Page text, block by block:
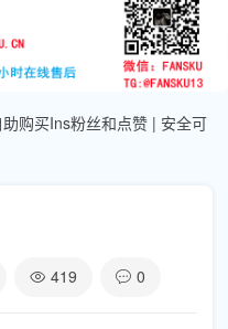
购买Ins粉丝和点赞 | 安全可
419 0